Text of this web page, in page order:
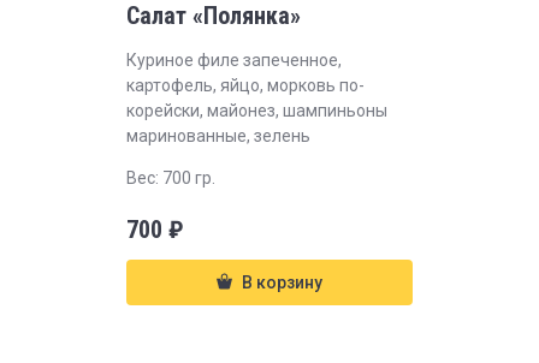
Салат «Полянка»
Куриное филе запеченное,
картофель, яйцо, морковь по-
корейски, майонез, шампиньоны
маринованные, зелень
Вес: 700 гр.
700 ₽
В корзину